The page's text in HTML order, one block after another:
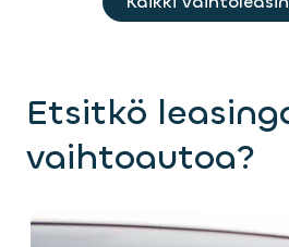
Etsitkö
vaihtoautoa?